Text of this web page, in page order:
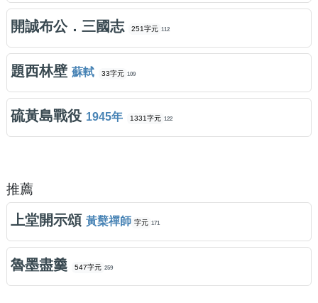
開誠布公．三國志 251字元 112
題西林壁 蘇軾 33字元 109
硫黃島戰役 1945年 1331字元 122
推薦
上堂開示頌 黃櫱禪師 字元 171
魯墨盡羹 547字元 259